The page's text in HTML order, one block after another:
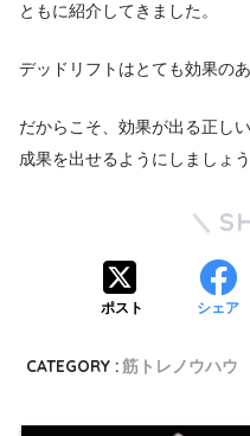
ともに紹介してきました。
デッドリフトはとても効果の
だからこそ、効果が出る正し
成果を出せるようにしましょう
ポスト シェア
CATEGORY :筋トレノウハウ